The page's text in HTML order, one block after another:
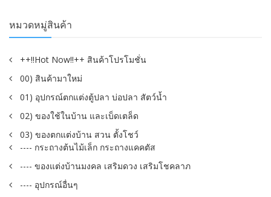
หมวดหมู่สินค้า
++!!Hot Now!!++ สินค้าโปรโมชั่น
00) สินค้ามาใหม่
01) อุปกรณ์ตกแต่งตู้ปลา บ่อปลา สัตว์น้ำ
02) ของใช้ในบ้าน และเบ็ดเตล็ด
03) ของตกแต่งบ้าน สวน ตั้งโชว์
---- กระถางต้นไม้เล็ก กระถางแคคตัส
---- ของแต่งบ้านมงคล เสริมดวง เสริมโชคลาภ
---- อุปกรณ์อื่นๆ